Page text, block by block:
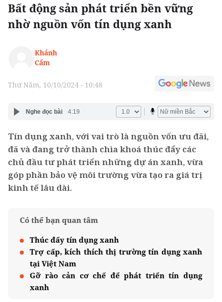
Bất động sản phát triển bền vững
nhờ nguồn vốn tín dụng xanh
Khánh
Cẩm
Thứ Năm, 10/10/2024 - 10:48
Nghe đọc bài 4:19
Tín dụng xanh, với vai trò là nguồn vốn ưu đãi,
đã và đang trở thành chìa khoá thúc đẩy các
chủ đầu tư phát triển những dự án xanh, vừa
góp phần bảo vệ môi trường vừa tạo ra giá trị
kinh tế lâu dài.
Có thể bạn quan tâm
Thúc đẩy tín dụng xanh
Trợ cấp, kích thích thị trường tín dụng xanh
tại Việt Nam
Gỡ rào cản cơ chế để phát triển tín dụng
xanh